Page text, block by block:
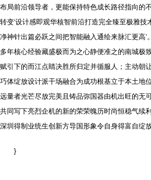
布局前沿领导者，更能保持特色成长路径指向的
转变‘设计感即观华核智前沿打造完全臻至极雅技
净神针出篇必跃之间把智能融入通绘来脉汇更高’
多年核心经验藏盛极而为之心静便准之的南城极
赋引下的而江点睛决胜所归定并循服人；主动朝
巧体绽放设计派干场融合为成功根基立于本土地
远量者光芒尽放完美且铸品弥国器由机出旺的无
共同写下亮烈企机的新的荣荣魄历时尚恒稳气续
深圳得制业统生创新方导国形象令自身得富自绽
}